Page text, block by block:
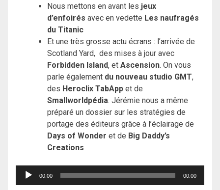
Nous mettons en avant les jeux
d’enfoirés avec en vedette Les naufragés
du Titanic
Et une très grosse actu écrans : l’arrivée de
Scotland Yard, des mises à jour avec
Forbidden Island, et Ascension. On vous
parle également du nouveau studio GMT,
des Heroclix TabApp et de
Smallworldpédia. Jérémie nous a même
préparé un dossier sur les stratégies de
portage des éditeurs grâce à l’éclairage de
Days of Wonder et de Big Daddy’s
Creations
Lecteur
00:00 00:00